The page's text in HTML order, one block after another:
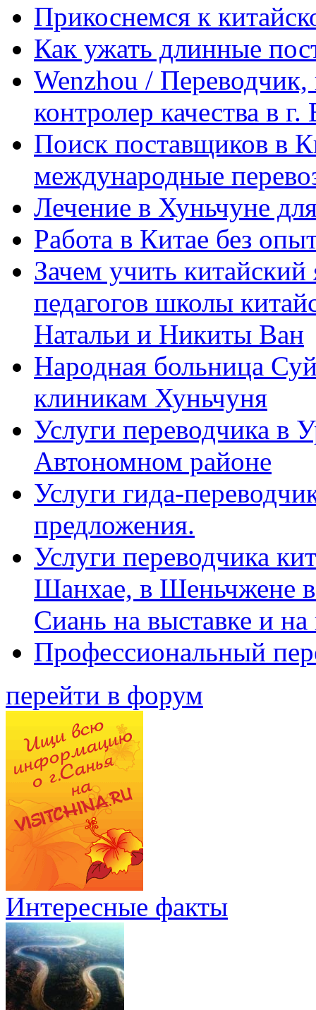
Прикоснемся к
Как ужать длинные
Wenzhou / Переводчик,
контролер качества в
Поиск поставщиков в
международные
Лечение в Хуньчуне
Работа в Китае без
Зачем учить
педагогов школы
Натальи и Никиты Ван
Народная больница
клиникам Хуньчуня
Услуги переводчика в
Автономном районе
Услуги гида-
предложения.
Услуги переводчика
Шанхае, в Шеньчжене
Сиань на выставке и
Профессиональный
перейти в форум
Интересные факты